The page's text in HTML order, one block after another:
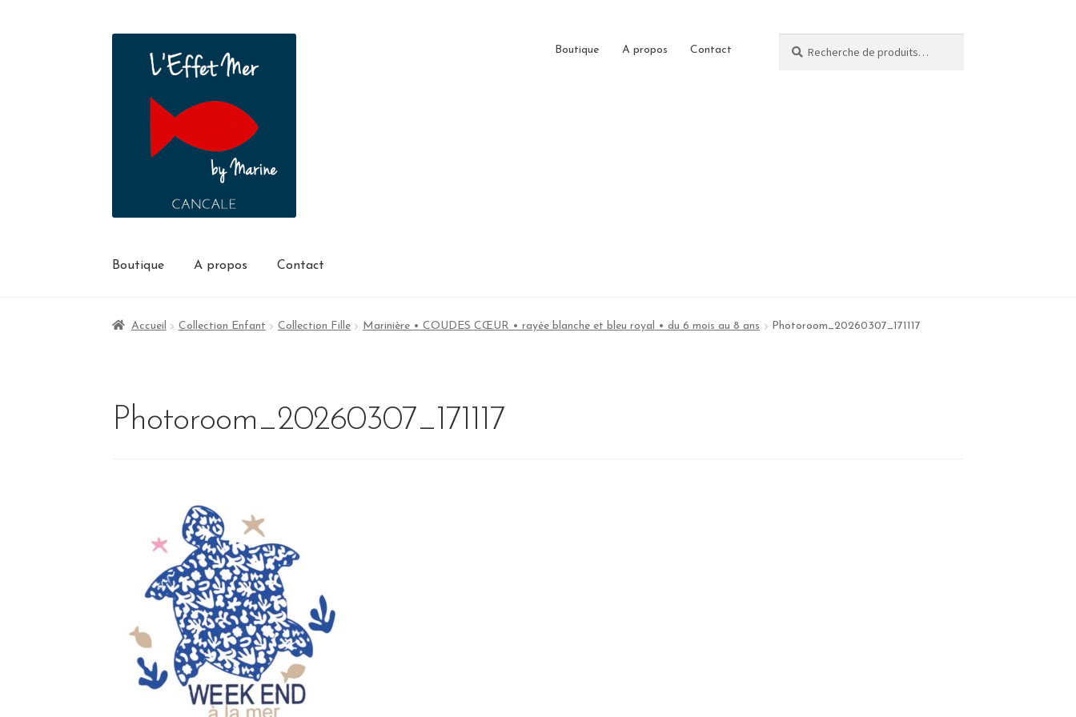
Boutique A propos Contact
Boutique A propos Contact
Accueil Collection Enfant Collection Fille Marinière • COUDES CŒUR • rayée blanche et bleu royal • du 6 mois au 8 ans Photoroom_20260307_171117
Photoroom_20260307_171117